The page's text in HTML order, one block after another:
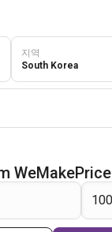
지역
South Korea
WeMakePrice